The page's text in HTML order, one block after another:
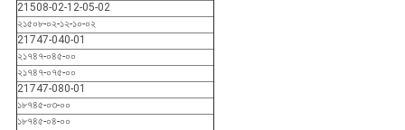
21508-02-12-05-02
২১৫০৮-০২-১২-১০-০২
21747-040-01
২১৭৪৭-০৪৫-০০
২১৭৪৭-০৭৫-০০
21747-080-01
১৮৭৪৫-০৩-০০
১৮৭৪৫-০৪-০০